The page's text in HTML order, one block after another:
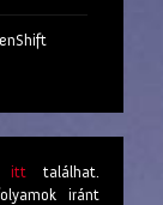
itt találhat.
iránt